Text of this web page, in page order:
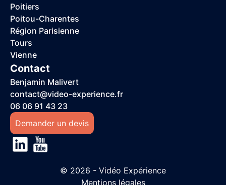
Poitiers
Poitou-Charentes
Région Parisienne
Tours
Vienne
Contact
Benjamin Malivert
contact@video-experience.fr
06 06 91 43 23
Demander un devis
© 2026 - Vidéo Expérience
Mentions légales